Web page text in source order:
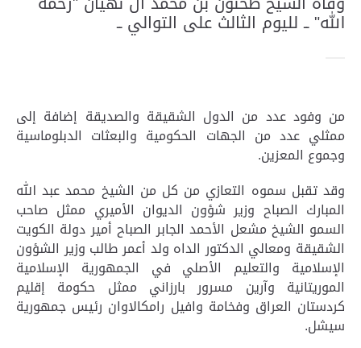
الله" ــ لليوم الثالث على التوالي ــ
من وفود عدد من الدول الشقيقة والصديقة إضافة إلى
ممثلي عدد من الجهات الحكومية والبعثات الدبلوماسية
وجموع المعزين.
وقد تقبل سموه التعازي من كل من الشيخ محمد عبد الله
المبارك الصباح وزير شؤون الديوان الأميري ممثل صاحب
السمو الشيخ مشعل الأحمد الجابر الصباح أمير دولة الكويت
الشقيقة ومعالي الدكتور الداه ولد أعمر طالب وزير الشؤون
الإسلامية والتعليم الأصلي في الجمهورية الإسلامية
الموريتانية وآرين مسرور بارزاني ممثل حكومة إقليم
كردستان العراق وفخامة وافيل رامكالاوان رئيس جمهورية
سيشل.